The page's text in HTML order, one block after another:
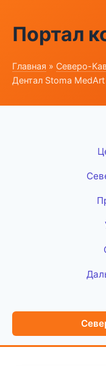
Портал
Главная » Северо-
Дентал Stoma MedArt